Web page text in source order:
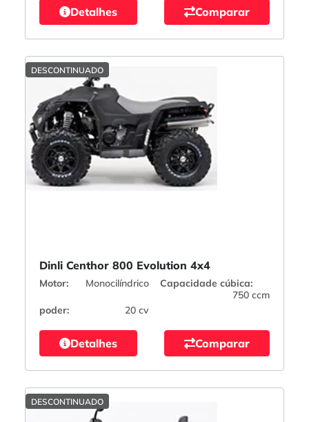
Detalhes Comparar
DESCONTINUADO
Dinli Centhor 800 Evolution 4x4
Motor: Monocilíndrico
Capacidade cúbica:
750 ccm
poder:
20 cv
Detalhes Comparar
DESCONTINUADO